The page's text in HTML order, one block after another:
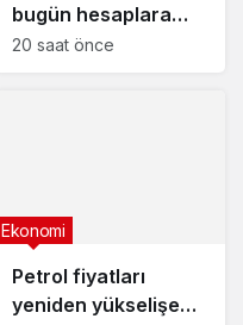
bugün hesaplara
yatıyor
20 saat önce
Petrol fiyatları
yeniden yükselişe
Ekonomi